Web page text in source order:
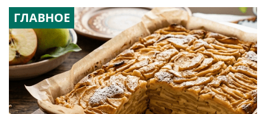
ГЛАВНОЕ